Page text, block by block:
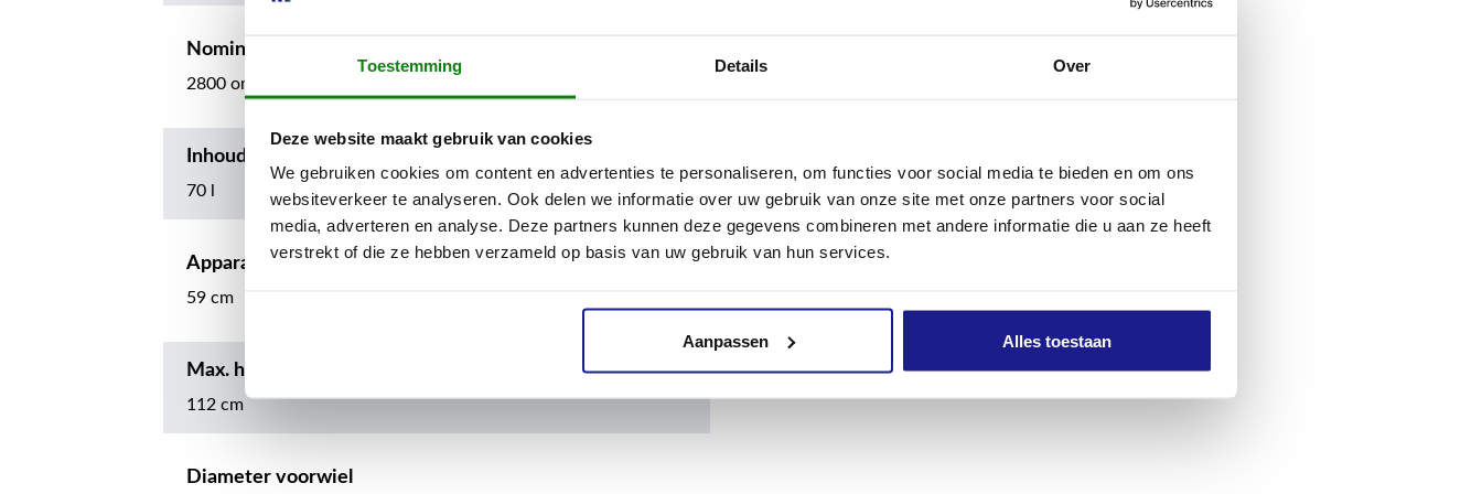
Toestemming Details Over
Deze website maakt gebruik van cookies
We gebruiken cookies om content en advertenties te personaliseren, om functies voor social media te bieden en om ons
websiteverkeer te analyseren. Ook delen we informatie over uw gebruik van onze site met onze partners voor social
media, adverteren en analyse. Deze partners kunnen deze gegevens combineren met andere informatie die u aan ze heeft
verstrekt of die ze hebben verzameld op basis van uw gebruik van hun services.
Aanpassen Alles toestaan
Nominaal toerental werkgereedschap
2800 omw./min.
Inhoud grasopvangbox
70 l
Apparaatbreedte zonder accessoires
59 cm
Max. hoogte van het apparaat
112 cm
Diameter voorwiel